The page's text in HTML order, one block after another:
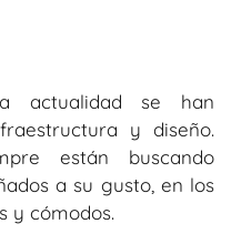
actualidad se han
y diseño.
están buscando
a su gusto, en los
y cómodos.